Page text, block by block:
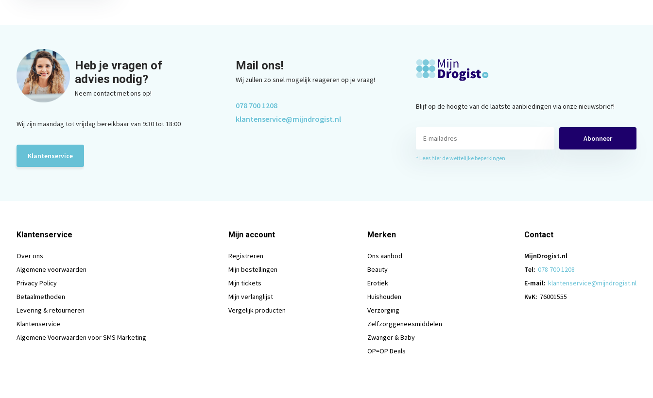
Heb je vragen of
advies nodig?
Neem contact met ons op!
Wij zijn maandag tot vrijdag bereikbaar van 9:30 tot 18:00
Klantenservice
Mail ons!
Wij zullen zo snel mogelijk reageren op je vraag!
078 700 1208
klantenservice@mijndrogist.nl
Blijf op de hoogte van de laatste aanbiedingen via onze nieuwsbrief!
Abonneer
* Lees hier de wettelijke beperkingen
Klantenservice
Over ons
Algemene voorwaarden
Privacy Policy
Betaalmethoden
Levering & retourneren
Klantenservice
Algemene Voorwaarden voor SMS Marketing
Mijn account
Registreren
Mijn bestellingen
Mijn tickets
Mijn verlanglijst
Vergelijk producten
Merken
Ons aanbod
Beauty
Erotiek
Huishouden
Verzorging
Zelfzorggeneesmiddelen
Zwanger & Baby
OP=OP Deals
Contact
MijnDrogist.nl
Tel: 078 700 1208
E-mail: klantenservice@mijndrogist.nl
KvK: 76001555